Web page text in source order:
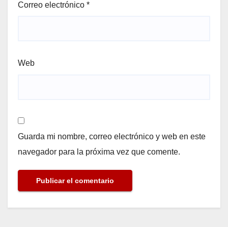
Correo electrónico *
Web
Guarda mi nombre, correo electrónico y web en este
navegador para la próxima vez que comente.